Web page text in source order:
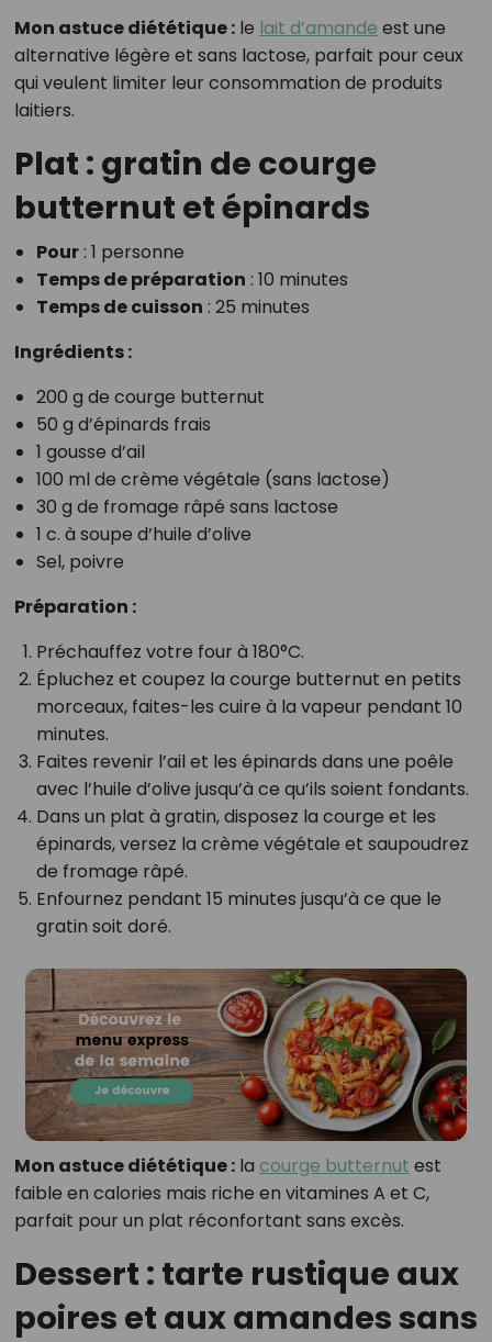
Mon astuce diététique :le lait d’amande est une
alternative légère et sans lactose, parfait pour ceux
qui veulent limiter leur consommation de produits
laitiers.
Plat : gratin de courge
butternut et épinards
Pour: 1 personne
Temps de préparation : 10 minutes
Temps de cuisson : 25 minutes
Ingrédients :
200 g de courge butternut
50 g d’épinards frais
1 gousse d’ail
100 ml de crème végétale (sans lactose)
30 g de fromage râpé sans lactose
1 c. à soupe d’huile d’olive
Sel, poivre
Préparation :
Préchauffez votre four à 180°C.
Épluchez et coupez la courge butternut en petits
morceaux, faites-les cuire à la vapeur pendant 10
minutes.
Faites revenir l’ail et les épinards dans une poêle
avec l’huile d’olive jusqu’à ce qu’ils soient fondants.
Dans un plat à gratin, disposez la courge et les
épinards, versez la crème végétale et saupoudrez
de fromage râpé.
Enfournez pendant 15 minutes jusqu’à ce que le
gratin soit doré.
Mon astuce diététique :la courge butternut est
faible en calories mais riche en vitamines A et C,
parfait pour un plat réconfortant sans excès.
Dessert : tarte rustique aux
poires et aux amandes sans